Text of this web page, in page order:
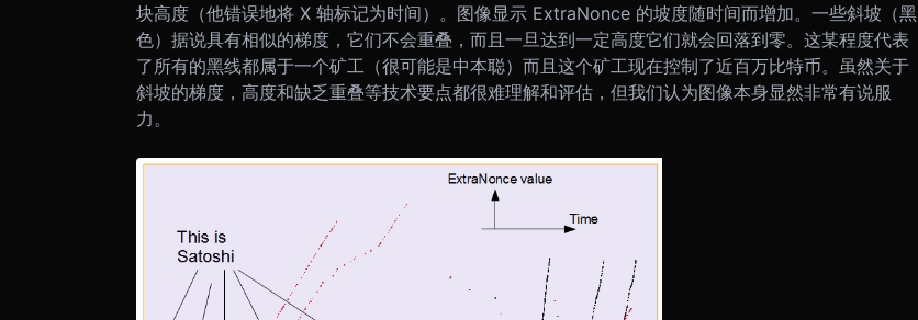
块高度（他错误地将 X 轴标记为时间）。图像显示 ExtraNonce 的坡度随时间而增加。一些斜坡（黑
色）据说具有相似的梯度，它们不会重叠，而且一旦达到一定高度它们就会回落到零。这某程度代表
了所有的黑线都属于一个矿工（很可能是中本聪）而且这个矿工现在控制了近百万比特币。虽然关于
斜坡的梯度，高度和缺乏重叠等技术要点都很难理解和评估，但我们认为图像本身显然非常有说服
力。